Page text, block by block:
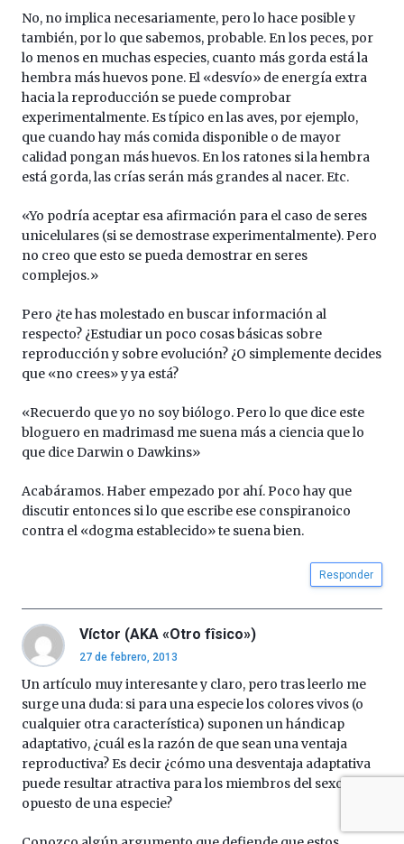
No, no implica necesariamente, pero lo hace posible y
también, por lo que sabemos, probable. En los peces, por
lo menos en muchas especies, cuanto más gorda está la
hembra más huevos pone. El «desvío» de energía extra
hacia la reproducción se puede comprobar
experimentalmente. Es típico en las aves, por ejemplo,
que cuando hay más comida disponible o de mayor
calidad pongan más huevos. En los ratones si la hembra
está gorda, las crías serán más grandes al nacer. Etc.
«Yo podría aceptar esa afirmación para el caso de seres
unicelulares (si se demostrase experimentalmente). Pero
no creo que esto se pueda demostrar en seres
complejos.»
Pero ¿te has molestado en buscar información al
respecto? ¿Estudiar un poco cosas básicas sobre
reproducción y sobre evolución? ¿O simplemente decides
que «no crees» y ya está?
«Recuerdo que yo no soy biólogo. Pero lo que dice este
bloguero en madrimasd me suena más a ciencia que lo
que dice Darwin o Dawkins»
Acabáramos. Haber empezado por ahí. Poco hay que
discutir entonces si lo que escribe ese conspiranoico
contra el «dogma establecido» te suena bien.
Responder
Víctor (AKA «Otro fîsico»)
27 de febrero, 2013
Un artículo muy interesante y claro, pero tras leerlo me
surge una duda: si para una especie los colores vivos (o
cualquier otra característica) suponen un hándicap
adaptativo, ¿cuál es la razón de que sean una ventaja
reproductiva? Es decir ¿cómo una desventaja adaptativa
puede resultar atractiva para los miembros del sexo
opuesto de una especie?